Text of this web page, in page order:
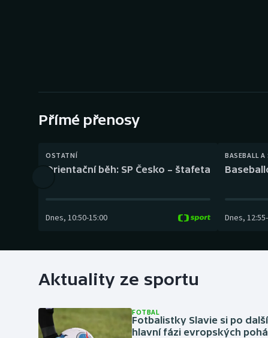
Futsal
Přímé přenosy
OSTATNÍ
Orientační běh: SP Česko – štafeta
Dnes, 10:50-15:00
BASEBALL
Dnes, 12:55-
Aktuality ze sportu
FOTBAL
Fotbalistky Slavie si po
hlavní fázi evropských